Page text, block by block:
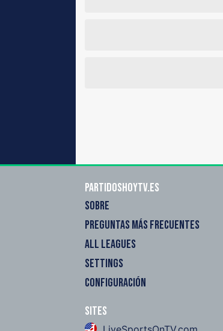
Partidoshoytv.es
SOBRE
PREGUNTAS MÁS FRECUENTES
ALL LEAGUES
SETTINGS
CONFIGURACIÓN
Sites